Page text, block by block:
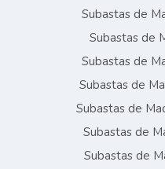
Subastas de
Subastas de
Subastas de
Subastas de
Subastas de
Subastas de
Subastas de